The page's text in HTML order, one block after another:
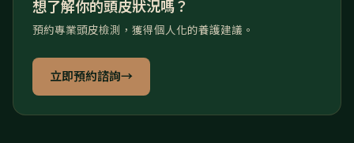
想了解你的頭皮狀況嗎？
預約專業頭皮檢測，獲得個人化的養護建議。
立即預約諮詢→